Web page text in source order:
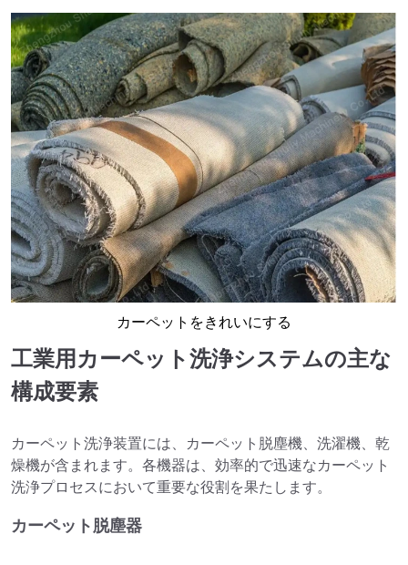
カーペットをきれいにする
工業用カーペット洗浄システムの主な
構成要素
カーペット洗浄装置には、カーペット脱塵機、洗濯機、乾
燥機が含まれます。各機器は、効率的で迅速なカーペット
洗浄プロセスにおいて重要な役割を果たします。
カーペット脱塵器